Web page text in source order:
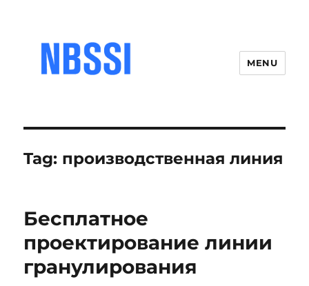
MENU
Tag: производственная линия
Бесплатное
проектирование линии
гранулирования